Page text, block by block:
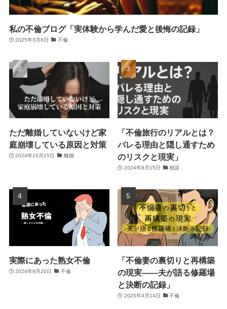
私の不倫ブログ「実体験から学んだ愛と後悔の記録」
2025年3月8日 不倫
ただ離婚していないけど家
庭崩壊している原因と対策
2024年10月15日 離婚
「不倫旅行のリアルとは？
バレる理由と隠し通すため
のリスクと現実」
2024年8月15日 相談
実際にあった熟女不倫
2024年9月20日 不倫
「不倫妻の裏切りと再構築
の現実――夫が語る修羅場
と決断の記録」
2025年4月14日 不倫